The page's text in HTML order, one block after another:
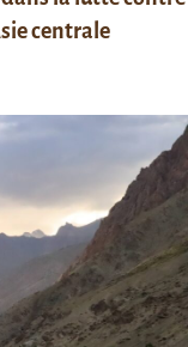
centrale